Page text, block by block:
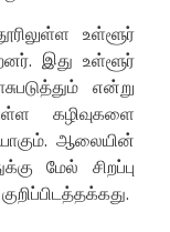
உள்ளூர்
இது உள்ளூர்
என்று
கழிவுகளை
ஆலையின்
மேல் சிறப்பு